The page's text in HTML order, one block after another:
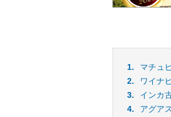
マチュ
ワイナ
インカ
アグア